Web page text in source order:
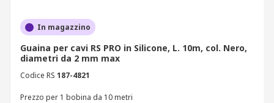
In magazzino
Guaina per cavi RS PRO in Silicone, L. 10m, col. Nero,
diametri da 2 mm max
Codice RS 187-4821
Prezzo per 1 bobina da 10 metri